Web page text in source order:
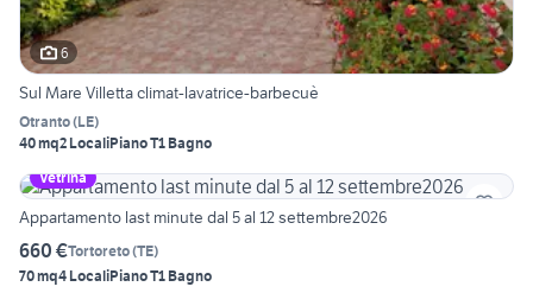
6
Sul Mare Villetta climat-lavatrice-barbecuè
Otranto(LE)
40 mq2 LocaliPiano T1 Bagno
Vetrina
Appartamento last minute dal 5 al 12 settembre2026
660 €Tortoreto(TE)
70 mq4 LocaliPiano T1 Bagno